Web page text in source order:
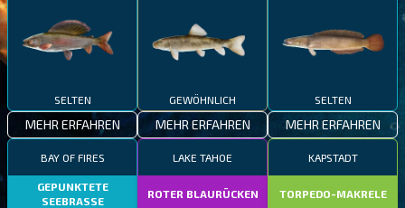
SELTEN
MEHR ERFAHREN
GEWÖHNLICH
MEHR ERFAHREN
SELTEN
MEHR ERFAHREN
BAY OF FIRES
GEPUNKTETE
SEEBRASSE
LAKE TAHOE
ROTER BLAURÜCKEN
KAPSTADT
TORPEDO-MAKRELE